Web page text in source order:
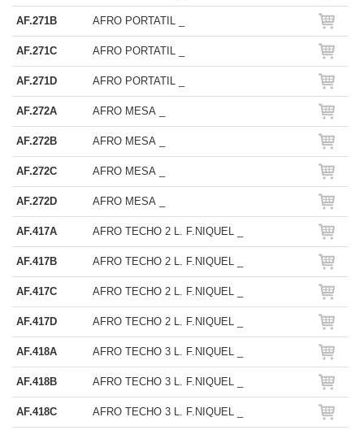
AF.271B AFRO PORTATIL _
AF.271C AFRO PORTATIL _
AF.271D AFRO PORTATIL _
AF.272A AFRO MESA _
AF.272B AFRO MESA _
AF.272C AFRO MESA _
AF.272D AFRO MESA _
AF.417A AFRO TECHO 2 L. F.NIQUEL _
AF.417B AFRO TECHO 2 L. F.NIQUEL _
AF.417C AFRO TECHO 2 L. F.NIQUEL _
AF.417D AFRO TECHO 2 L. F.NIQUEL _
AF.418A AFRO TECHO 3 L. F.NIQUEL _
AF.418B AFRO TECHO 3 L. F.NIQUEL _
AF.418C AFRO TECHO 3 L. F.NIQUEL _